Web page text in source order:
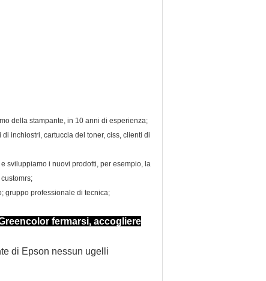
della stampante, in 10 anni di esperienza;
inchiostri, cartuccia del toner, ciss, clienti di
sviluppiamo i nuovi prodotti, per esempio, la
gruppo professionale di tecnica;
fermarsi, accogliere